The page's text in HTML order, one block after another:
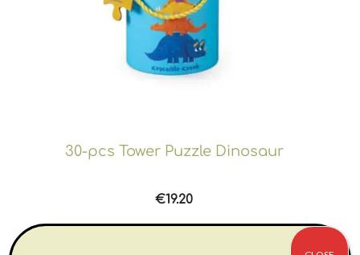
30-pcs Tower Puzzle Dinosaur
€19.20